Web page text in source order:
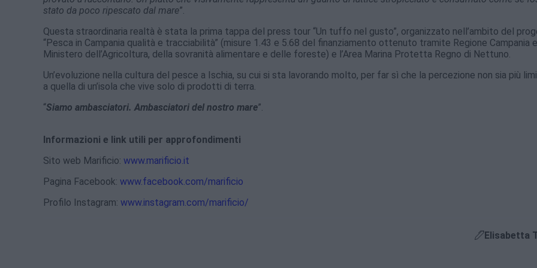
stato da poco ripescato dal mare”.
Questa straordinaria realtà è stata la prima tappa del press tour “Un tuffo nel gusto”, organizzato nell’ambito del
“Pesca in Campania qualità e tracciabilità” (misure 1.43 e 5.68 del finanziamento ottenuto tramite Regione Campania e
Ministero dell’Agricoltura, della sovranità alimentare e delle foreste) e l’Area Marina Protetta Regno di Nettuno.
Un’evoluzione nella cultura del pesce a Ischia, su cui si sta lavorando molto, per far sì che la percezione non sia più
a quella di un’isola che vive solo di prodotti di terra.
“Siamo ambasciatori. Ambasciatori del nostro mare”.
Informazioni e link utili per approfondimenti
Sito web Marificio: www.marificio.it
Pagina Facebook: www.facebook.com/marificio
Profilo Instagram: www.instagram.com/marificio/
Elisabetta